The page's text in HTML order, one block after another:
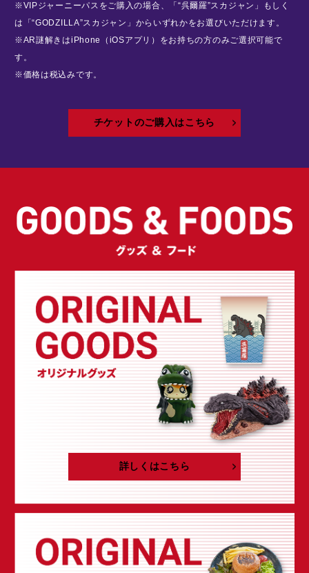
※VIPジャーニーパスをご購入の場合、「“呉爾羅”スカジャン」もしく
は「“GODZILLA”スカジャン」からいずれかをお選びいただけます。
※AR謎解きはiPhone（iOSアプリ）をお持ちの方のみご選択可能で
す。
※価格は税込みです。
チケットのご購入はこちら
詳しくはこちら